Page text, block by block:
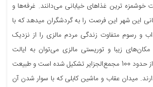
خوشمزه ترین غذاهای خیابانی می‌دانند. غرفه‌ها و
این شهر این فرصت را به گردشگران میدهد که با
و رسوم متفاوت زندگی مردم مالزی را از نزدیک
لمس کنند. از دیگر مکان‌های زیبا و توریستی مالزی می‌‎توان به ایالت
لنکاوی اشاره کرد که از حدود 100 مجمع‌الجزایر تشکیل شده است و طبیعت
میدان عقاب و ماشین کابلی که با سوار شدن آن